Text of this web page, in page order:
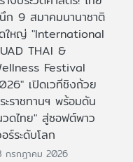
ก 9 สมาคมนานาชาติ
ใหญ่ "International
THAI &
Festival
เปิดเวทีชิงถ้วย
ะราชทานฯ พร้อมดัน
ดไทย" สู่ซอฟต์พาว
อร์ระดับโลก
กรกฎาคม 2026